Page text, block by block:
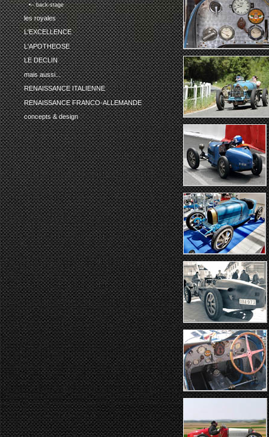
•-- back-stage
les royales
L'EXCELLENCE
L'APOTHEOSE
LE DECLIN
mais aussi...
RENAISSANCE ITALIENNE
RENAISSANCE FRANCO-ALLEMANDE
concepts & design